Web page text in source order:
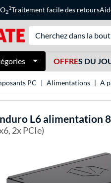
2
1Traitement facile des retours
OFFRES DU
PC Alimentations A
L6 alimentation
2x PCIe)